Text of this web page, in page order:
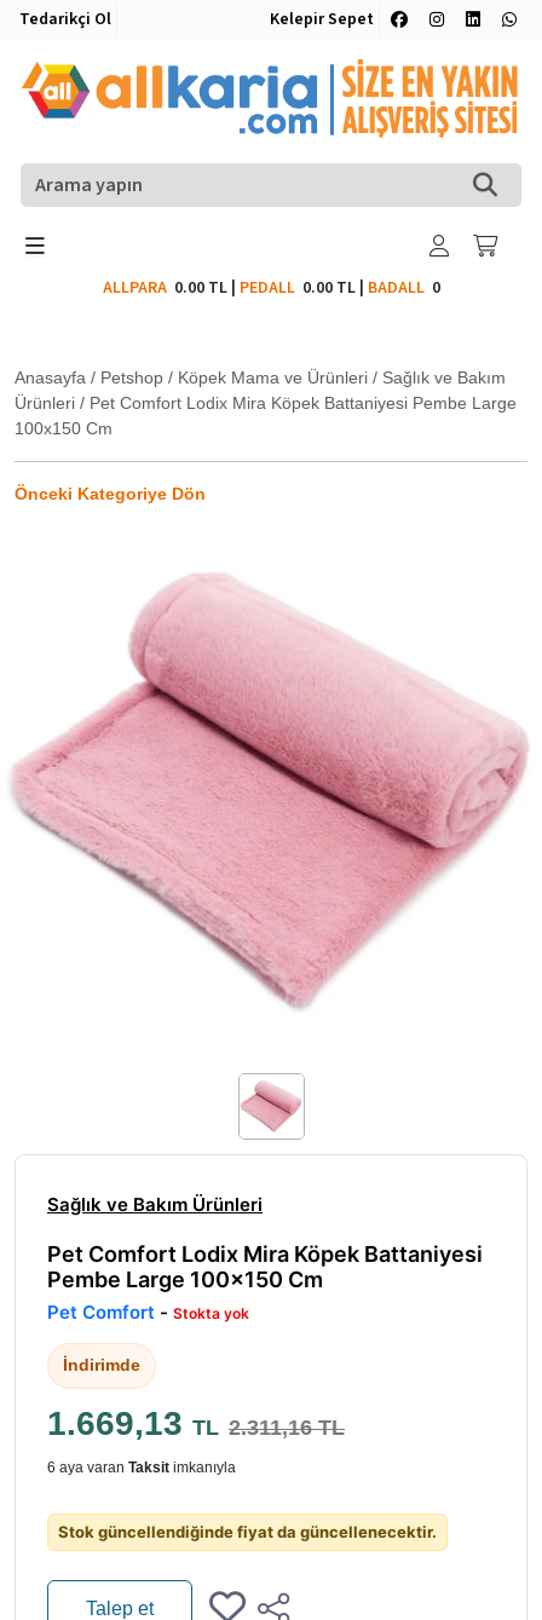
Tedarikçi Ol Kelepir Sepet
ALLPARA 0.00 TL| PEDALL 0.00 TL| BADALL0
Anasayfa / Petshop / Köpek Mama ve Ürünleri / Sağlık ve Bakım
Ürünleri / Pet Comfort Lodix Mira Köpek Battaniyesi Pembe Large
100x150 Cm
Önceki Kategoriye Dön
Sağlık ve Bakım Ürünleri
Pet Comfort Lodix Mira Köpek Battaniyesi
Pembe Large 100x150 Cm
Pet Comfort - Stokta yok
İndirimde
1.669,13 TL 2.311,16 TL
6 aya varan Taksit imkanıyla
Stok güncellendiğinde fiyat da güncellenecektir.
Talep et